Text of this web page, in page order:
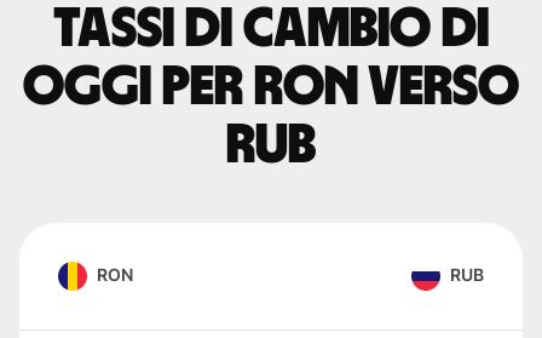
Tassi di cambio di
oggi per RON verso
RUB
RON RUB